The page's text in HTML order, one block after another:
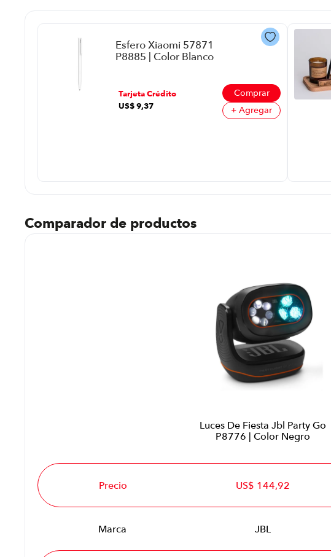
Esfero Xiaomi 57871
P8885 | Color Blanco
Tarjeta Crédito
US$ 9,37
Comprar
+ Agregar
Comparador de productos
Luces De Fiesta Jbl Party Go
P8776 | Color Negro
Precio US$ 144,92
Marca JBL